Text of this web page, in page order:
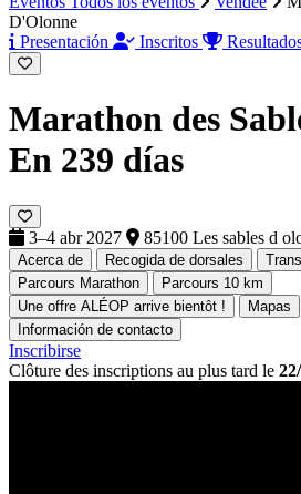
D'Olonne
Presentación
Inscritos
Marathon des
En 239 días
3–4 abr 2027 85100 Les sables d
Acerca de Recogida de dorsales
Parcours Marathon
Parcours 10 km
Une offre ALÉOP arrive bientôt !
Mapas
Información de contacto
Inscribirse
Clôture des inscriptions au plus tard le